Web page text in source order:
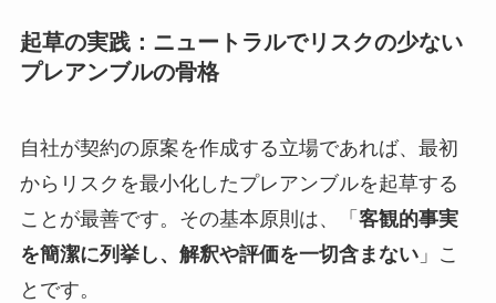
起草の実践：ニュートラルでリスクの少ない
プレアンブルの骨格
自社が契約の原案を作成する立場であれば、最初
からリスクを最小化したプレアンブルを起草する
ことが最善です。その基本原則は、「 客観的事実
を簡潔に列挙し、解釈や評価を一切含まない」こ
とです。